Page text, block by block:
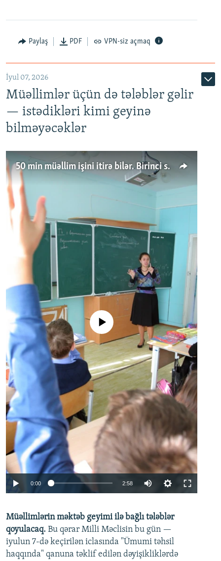
Paylaş PDF VPN-siz açmaq
İyul 07, 2026
Müəllimlər üçün də tələblər gəlir
— istədikləri kimi geyinə
bilməyəcəklər
50 min müəllim işini itirə bilər. Birinci sinfə gedənlər azalır
No media source currently available
0:00 2:58
360p
480p
720p
Müəllimlərin məktəb geyimi ilə bağlı tələblər
qoyulacaq. Bu qərar Milli Məclisin bu gün —
iyulun 7-də keçirilən iclasında "Ümumi təhsil
haqqında" qanuna təklif edilən dəyişikliklərdə